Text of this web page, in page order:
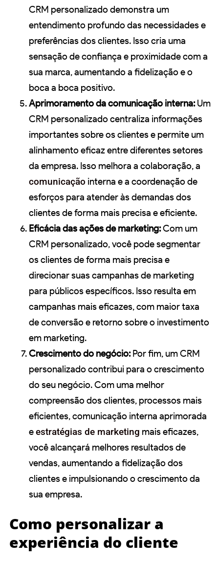
CRM personalizado demonstra um
entendimento profundo das necessidades e
preferências dos clientes. Isso cria uma
sensação de confiança e proximidade com a
sua marca, aumentando a fidelização e o
boca a boca positivo.
Aprimoramento da comunicação interna:Um
CRM personalizado centraliza informações
importantes sobre os clientes e permite um
alinhamento eficaz entre diferentes setores
da empresa. Isso melhora a colaboração, a
comunicação interna e a coordenação de
esforços para atender às demandas dos
clientes de forma mais precisa e eficiente.
Eficácia das ações de marketing:Com um
CRM personalizado, você pode segmentar
os clientes de forma mais precisa e
direcionar suas campanhas de marketing
para públicos específicos. Isso resulta em
campanhas mais eficazes, com maior taxa
de conversão e retorno sobre o investimento
em marketing.
Crescimento do negócio:Por fim, um CRM
personalizado contribui para o crescimento
do seu negócio. Com uma melhor
compreensão dos clientes, processos mais
eficientes, comunicação interna aprimorada
eestratégias de marketing mais eficazes,
você alcançará melhores resultados de
vendas, aumentando a fidelização dos
clientes e impulsionando o crescimento da
sua empresa.
Como personalizar a
experiência do cliente